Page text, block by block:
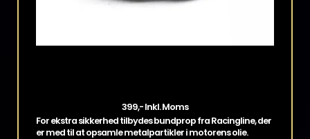
399,- Inkl. Moms
For ekstra sikkerhed tilbydes bundprop fra Racingline, der
er med til at opsamle metalpartikler i motorens olie.